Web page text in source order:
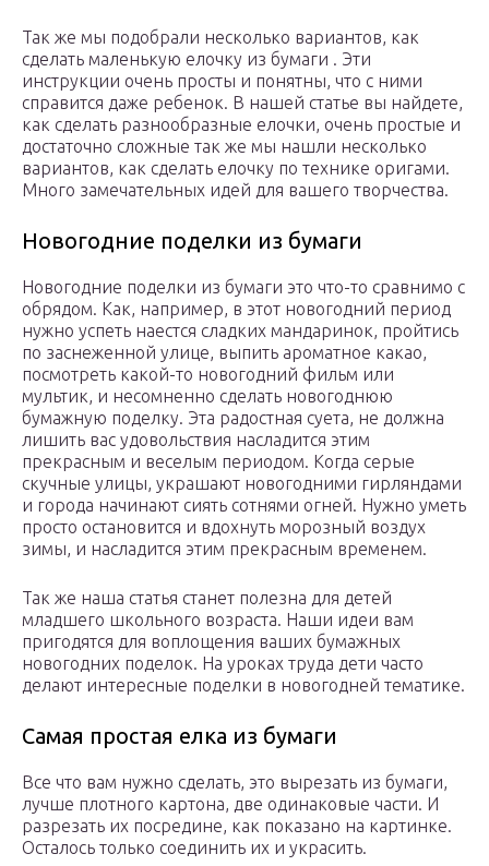
Так же мы подобрали несколько вариантов, как
сделать маленькую елочку из бумаги . Эти
инструкции очень просты и понятны, что с ними
справится даже ребенок. В нашей статье вы найдете,
как сделать разнообразные елочки, очень простые и
достаточно сложные так же мы нашли несколько
вариантов, как сделать елочку по технике оригами.
Много замечательных идей для вашего творчества.
Новогодние поделки из бумаги
Новогодние поделки из бумаги это что-то сравнимо с
обрядом. Как, например, в этот новогодний период
нужно успеть наестся сладких мандаринок, пройтись
по заснеженной улице, выпить ароматное какао,
посмотреть какой-то новогодний фильм или
мультик, и несомненно сделать новогоднюю
бумажную поделку. Эта радостная суета, не должна
лишить вас удовольствия насладится этим
прекрасным и веселым периодом. Когда серые
скучные улицы, украшают новогодними гирляндами
и города начинают сиять сотнями огней. Нужно уметь
просто остановится и вдохнуть морозный воздух
зимы, и насладится этим прекрасным временем.
Так же наша статья станет полезна для детей
младшего школьного возраста. Наши идеи вам
пригодятся для воплощения ваших бумажных
новогодних поделок. На уроках труда дети часто
делают интересные поделки в новогодней тематике.
Самая простая елка из бумаги
Все что вам нужно сделать, это вырезать из бумаги,
лучше плотного картона, две одинаковые части. И
разрезать их посредине, как показано на картинке.
Осталось только соединить их и украсить.